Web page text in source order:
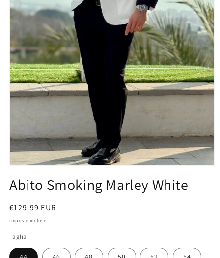
multimediali
1
finestra
modale
Abito Smoking Marley White
Prezzo
di
€129,99 EUR
Imposte incluse.
Taglia